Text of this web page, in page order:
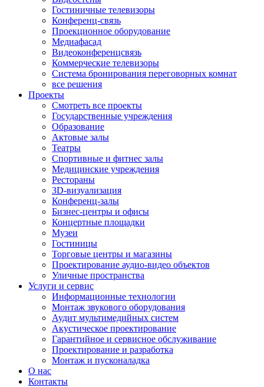
Гостиничные телевизоры
Конференц-связь
Проекционное оборудование
Медиафасад
Видеоконференцсвязь
Коммерческие телевизоры
Система бронирования переговорных комнат
все решения
Проекты
Смотреть все проекты
Государственные учреждения
Образование
Актовые залы
Театры
Спортивные и фитнес залы
Медицинские учреждения
Рестораны
3D-визуализация
Конференц-залы
Бизнес-центры и офисы
Концертные площадки
Музеи
Гостиницы
Торговые центры и магазины
Проектирование аудио-видео объектов
Уличные пространства
Услуги и сервис
Информационные технологии
Монтаж звукового оборудования
Аудит мультимедийных систем
Акустическое проектирование
Гарантийное и сервисное обслуживание
Проектирование и разработка
Монтаж и пусконаладка
О нас
Контакты